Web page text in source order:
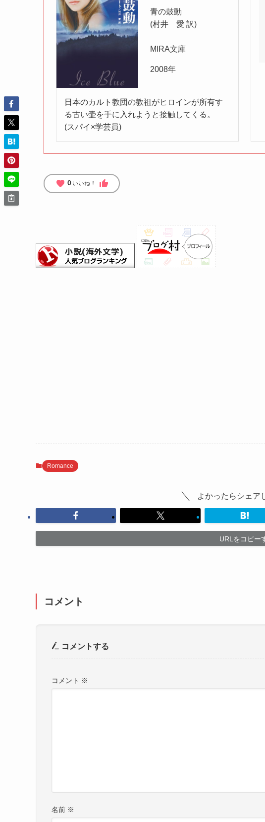
青の鼓動
(村井 愛 訳)
MIRA文庫
2008年
日本のカルト教団の教祖がヒロインが所有す
る古い壷を手に入れようと接触してくる。
(スパイ×学芸員)
favorite 0 いいね！ thumb_up
Romance
よかったらシェア
URLをコピー
コメント
コメントする
コメント ※
名前 ※